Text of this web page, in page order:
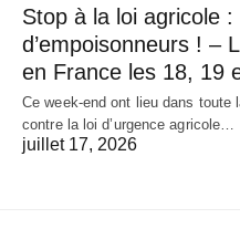
Stop à la loi agricole :
d’empoisonneurs ! –
en France les 18, 19
Ce week-end ont lieu dans toute
contre la loi d’urgence agricole…
juillet 17, 2026